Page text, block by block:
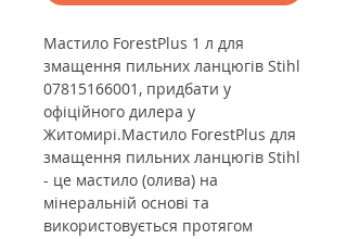
Мастило ForestPlus 1 л для
змащення пильних ланцюгів Stihl
07815166001 , придбати у
офіційного дилера у
Житомирі.Мастило ForestPlus для
змащення пильних ланцюгів Stihl
- це мастило (олива) на
мінеральній основі та
використовується протягом